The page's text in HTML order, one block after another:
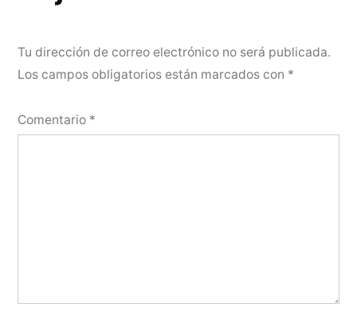
Tu dirección de correo electrónico no será publicada.
Los campos obligatorios están marcados con *
Comentario *